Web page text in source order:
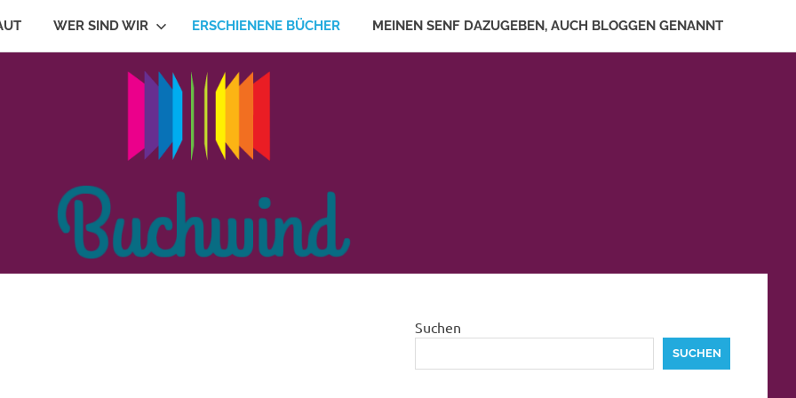
WER SIND WIR ERSCHIENENE BÜCHER MEINEN SENF DAZUGEBEN, AUCH BLOGGEN GENANNT
Suchen
SUCHEN